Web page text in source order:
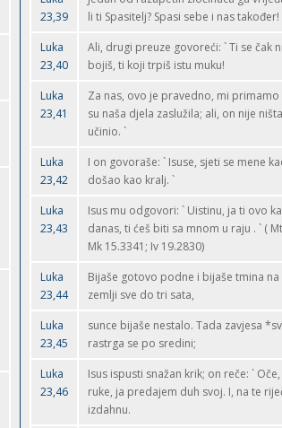
23,39
li ti Spasitelj? Spasi sebe i nas također!
Luka
23,40
Ali, drugi preuze govoreći: ` Ti se čak
bojiš, ti koji trpiš istu muku!
Luka
23,41
Za nas, ovo je pravedno, mi
su naša djela zaslužila; ali, on nije
učinio. `
Luka
23,42
I on govoraše: ` Isuse, sjeti se mene
došao kao kralj. `
Luka
23,43
Isus mu odgovori: ` Uistinu, ja ti ovo
danas, ti ćeš biti sa mnom u raju . ` (
Mk 15.3341; Iv 19.2830)
Luka
23,44
Bijaše gotovo podne i bijaše tmina na
zemlji sve do tri sata,
Luka
23,45
sunce bijaše nestalo. Tada zavjesa
rastrga se po sredini;
Luka
23,46
Isus ispusti snažan krik; on reče: `
ruke, ja predajem duh svoj. I, na te
izdahnu.